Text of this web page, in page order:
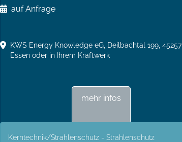
auf Anfrage
KWS Energy Knowledge eG, Deilbachtal 199, 45257
Essen oder in Ihrem Kraftwerk
mehr infos
Kerntechnik/Strahlenschutz - Strahlenschutz